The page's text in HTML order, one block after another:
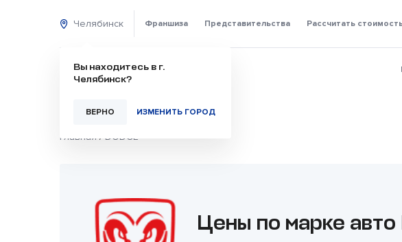
Челябинск
Вы находитесь в г.
Челябинск?
ВЕРНО ИЗМЕНИТЬ ГОРОД
Франшиза Представительства Рассчитать
Главная / DODGE
Цены по марке авто